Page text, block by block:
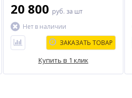
20 800 руб. за шт
Нет в наличии
ЗАКАЗАТЬ ТОВАР
Купить в 1 клик